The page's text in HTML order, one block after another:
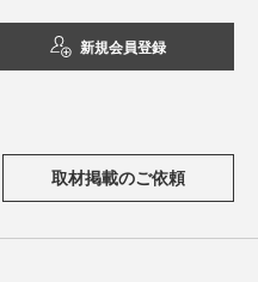
新規会員登録
取材掲載のご依頼